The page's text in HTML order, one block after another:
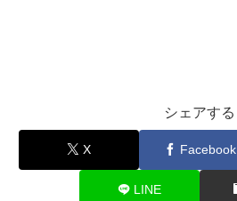
シェアする
X Facebook
LINE